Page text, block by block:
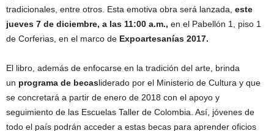
tradicionales, entre otros. Esta emotiva obra será lanzada, este
jueves 7 de diciembre, a las 11:00 a.m., en el Pabellón 1, piso 1
de Corferias, en el marco de Expoartesanías 2017.
El libro, además de enfocarse en la tradición del arte, brinda
un programa de becasliderado por el Ministerio de Cultura y que
se concretará a partir de enero de 2018 con el apoyo y
seguimiento de las Escuelas Taller de Colombia. Así, jóvenes de
todo el país podrán acceder a estas becas para aprender oficios